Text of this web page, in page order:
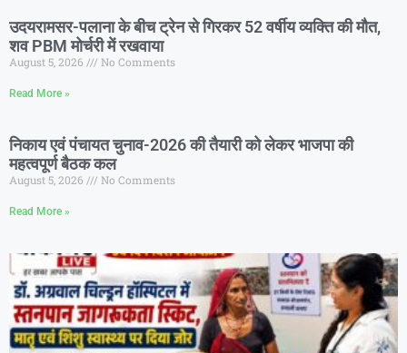
उदयरामसर-पलाना के बीच ट्रेन से गिरकर 52 वर्षीय व्यक्ति की मौत,
शव PBM मोर्चरी में रखवाया
August 5, 2026 No Comments
Read More »
निकाय एवं पंचायत चुनाव-2026 की तैयारी को लेकर भाजपा की
महत्वपूर्ण बैठक कल
August 5, 2026 No Comments
Read More »